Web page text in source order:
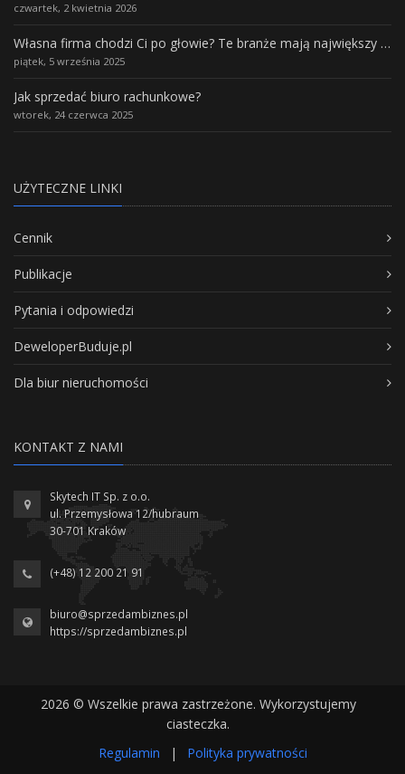
czwartek, 2 kwietnia 2026
Własna firma chodzi Ci po głowie? Te branże mają największy potencjał rozwoju
piątek, 5 września 2025
Jak sprzedać biuro rachunkowe?
wtorek, 24 czerwca 2025
UŻYTECZNE LINKI
Cennik
Publikacje
Pytania i odpowiedzi
DeweloperBuduje.pl
Dla biur nieruchomości
KONTAKT Z NAMI
Skytech IT Sp. z o.o.
ul. Przemysłowa 12/hubraum
30-701 Kraków
(+48) 12 200 21 91
biuro@sprzedambiznes.pl
https://sprzedambiznes.pl
2026 © Wszelkie prawa zastrzeżone. Wykorzystujemy
ciasteczka.
Regulamin
| Polityka prywatności